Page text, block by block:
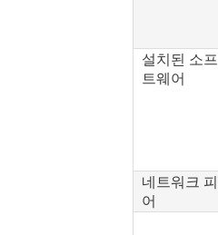
설치된 소프
트웨어
네트워크 피
어